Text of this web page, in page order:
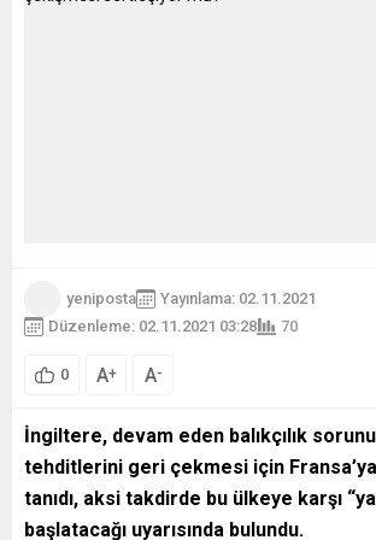
yeniposta
Yayınlama: 02.11.2021
Düzenleme: 02.11.2021 03:28
70
0 A+ A-
İngiltere, devam eden balıkçılık
tehditlerini geri çekmesi için
tanıdı, aksi takdirde bu ülkeye karşı
başlatacağı uyarısında bulundu.